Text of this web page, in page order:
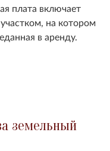
плата включает
на котором
в аренду.
земельный